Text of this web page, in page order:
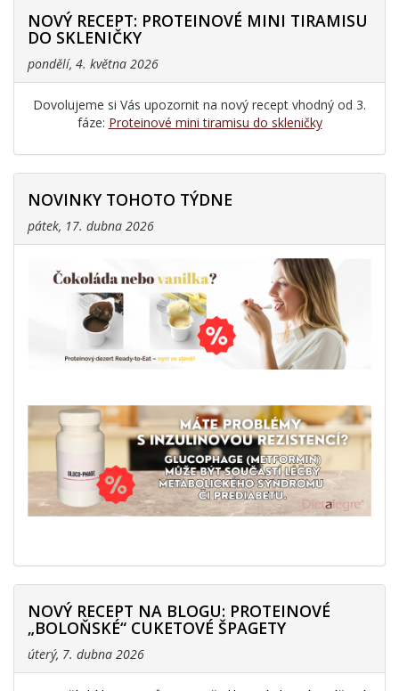
NOVÝ RECEPT: PROTEINOVÉ MINI TIRAMISU
DO SKLENIČKY
pondělí, 4. května 2026
Dovolujeme si Vás upozornit na nový recept vhodný od 3.
fáze: Proteinové mini tiramisu do skleničky
NOVINKY TOHOTO TÝDNE
pátek, 17. dubna 2026
NOVÝ RECEPT NA BLOGU: PROTEINOVÉ
„BOLOŇSKÉ“ CUKETOVÉ ŠPAGETY
úterý, 7. dubna 2026